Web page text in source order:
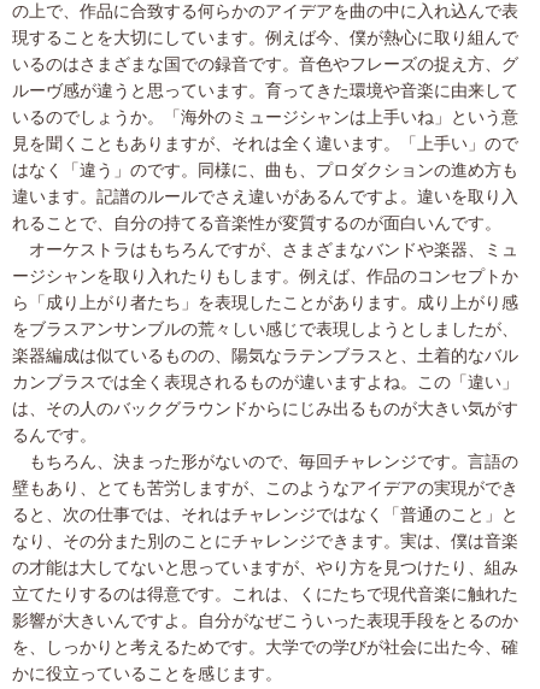
の上で、作品に合致する何らかのアイデアを曲の中に入れ込んで表
現することを大切にしています。例えば今、僕が熱心に取り組んで
いるのはさまざまな国での録音です。音色やフレーズの捉え方、グ
ルーヴ感が違うと思っています。育ってきた環境や音楽に由来して
いるのでしょうか。「海外のミュージシャンは上手いね」という意
見を聞くこともありますが、それは全く違います。「上手い」ので
はなく「違う」のです。同様に、曲も、プロダクションの進め方も
違います。記譜のルールでさえ違いがあるんですよ。違いを取り入
れることで、自分の持てる音楽性が変質するのが面白いんです。
オーケストラはもちろんですが、さまざまなバンドや楽器、ミュ
ージシャンを取り入れたりもします。例えば、作品のコンセプトか
ら「成り上がり者たち」を表現したことがあります。成り上がり感
をブラスアンサンブルの荒々しい感じで表現しようとしましたが、
楽器編成は似ているものの、陽気なラテンブラスと、土着的なバル
カンブラスでは全く表現されるものが違いますよね。この「違い」
は、その人のバックグラウンドからにじみ出るものが大きい気がす
るんです。
もちろん、決まった形がないので、毎回チャレンジです。言語の
壁もあり、とても苦労しますが、このようなアイデアの実現ができ
ると、次の仕事では、それはチャレンジではなく「普通のこと」と
なり、その分また別のことにチャレンジできます。実は、僕は音楽
の才能は大してないと思っていますが、やり方を見つけたり、組み
立てたりするのは得意です。これは、くにたちで現代音楽に触れた
影響が大きいんですよ。自分がなぜこういった表現手段をとるのか
を、しっかりと考えるためです。大学での学びが社会に出た今、確
かに役立っていることを感じます。